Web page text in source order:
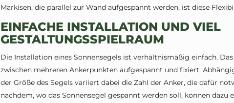
Markisen, die parallel zur Wand aufgespannt werden, ist diese
EINFACHE INSTALLATION UND VIEL
GESTALTUNGSSPIELRAUM
Die Installation eines Sonnensegels ist verhältnismäßig einfach.
zwischen mehreren Ankerpunkten aufgespannt und fixiert.
der Größe des Segels variiert dabei die Zahl der Anker, die dafür
nachdem, wo das Sonnensegel gespannt werden soll, können dazu